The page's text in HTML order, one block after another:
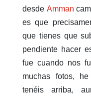
desde Amman
es que
que tienes que
pendiente hacer
fue cuando nos
muchas fotos,
tenéis arriba,